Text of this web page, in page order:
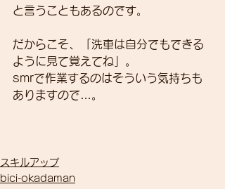
と言うこともあるのです。
だからこそ、「洗車は自分でもできる
ように見て覚えてね」。
smrで作業するのはそういう気持ちも
ありますので…。
スキルアップ
bici-okadaman